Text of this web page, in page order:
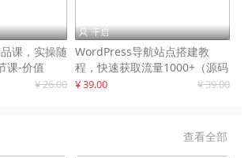
课，实操随
课-价值
¥ 26.00
 千启
WordPress导航站点搭建教
程，快速获取流量1000+（源码
+教程）
¥ 39.00 ¥ 39.00
查看全部